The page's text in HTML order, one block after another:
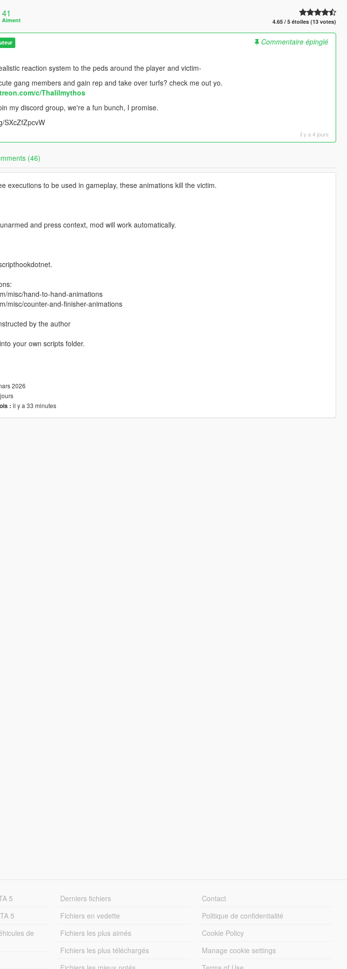
41
Aiment 4.65 / 5 étoiles (13 votes)
Commentaire épinglé
reaction system to the peds around the player and victim-
gang members and gain rep and take over turfs? check me out yo.
c/Thalilmythos
my discord group, we're a fun bunch, I promise.
SXcZfZpcvW
il y a 4 jours
(46)
executions to be used in gameplay, these animations kill the victim.
and press context, mod will work automatically.
misc/hand-to-hand-animations
misc/counter-and-finisher-animations
by the author
your own scripts folder.
2026
: il y a 33 minutes
5
5
de
Derniers fichiers
Fichiers en vedette
Fichiers les plus aimés
Fichiers les plus téléchargés
Contact
Politique de confidentialité
Cookie Policy
Manage cookie settings